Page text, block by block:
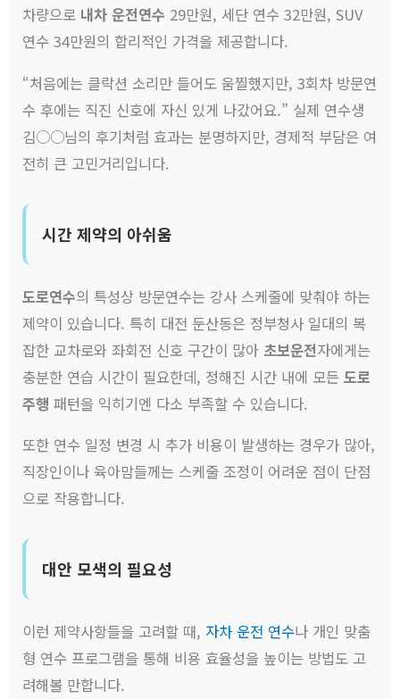
차량으로 내차 운전연수 29만원, 세단 연수 32만원, SUV
연수 34만원의 합리적인 가격을 제공합니다.
“처음에는 클락션 소리만 들어도 움찔했지만, 3회차 방문연
수 후에는 직진 신호에 자신 있게 나갔어요.” 실제 연수생
김○○님의 후기처럼 효과는 분명하지만, 경제적 부담은 여
전히 큰 고민거리입니다.
시간 제약의 아쉬움
도로연수의 특성상 방문연수는 강사 스케줄에 맞춰야 하는
제약이 있습니다. 특히 대전 둔산동은 정부청사 일대의 복
잡한 교차로와 좌회전 신호 구간이 많아 초보운전자에게는
충분한 연습 시간이 필요한데, 정해진 시간 내에 모든도로
주행 패턴을 익히기엔 다소 부족할 수 있습니다.
또한 연수 일정 변경 시 추가 비용이 발생하는 경우가 많아,
직장인이나 육아맘들께는 스케줄 조정이 어려운 점이 단점
으로 작용합니다.
대안 모색의 필요성
이런 제약사항들을 고려할 때, 자차 운전 연수나 개인 맞춤
형 연수 프로그램을 통해 비용 효율성을 높이는 방법도 고
려해볼 만합니다.